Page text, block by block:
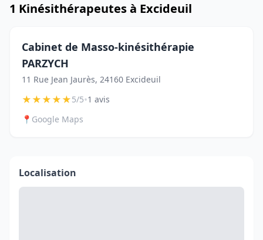
1 Kinésithérapeutes à Excideuil
Cabinet de Masso-kinésithérapie
PARZYCH
11 Rue Jean Jaurès, 24160 Excideuil
★★★★★5/5•1 avis
📍 Google Maps
Localisation